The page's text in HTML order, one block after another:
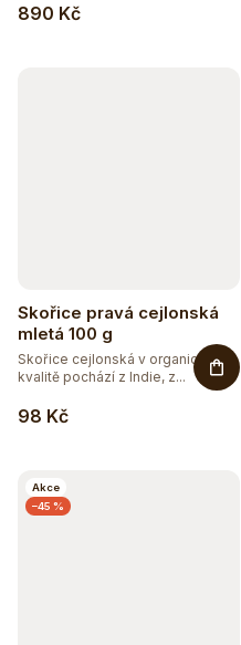
890 Kč
Skořice pravá cejlonská
mletá 100 g
98 Kč
Skořice cejlonská v organické
kvalitě pochází z Indie, z...
Akce
–45 %